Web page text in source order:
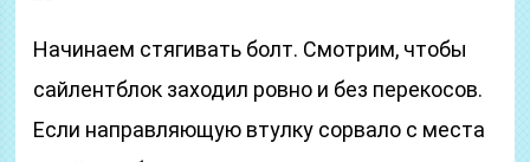
Начинаем стягивать болт. Смотрим, чтобы
сайлентблок заходил ровно и без перекосов.
Если направляющую втулку сорвало с места